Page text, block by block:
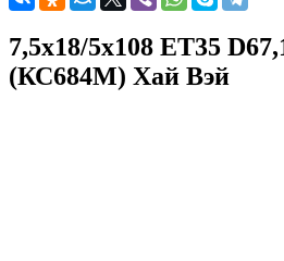
7,5x18/5x108 ET35
(КС684М) Хай Вэй